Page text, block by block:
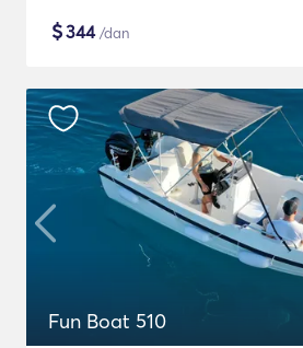
$344/dan
Fun Boat 510